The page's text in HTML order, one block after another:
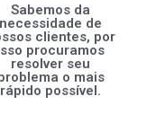
Sabemos da
necessidade de
clientes, por
procuramos
resolver seu
o mais
rápido possível.